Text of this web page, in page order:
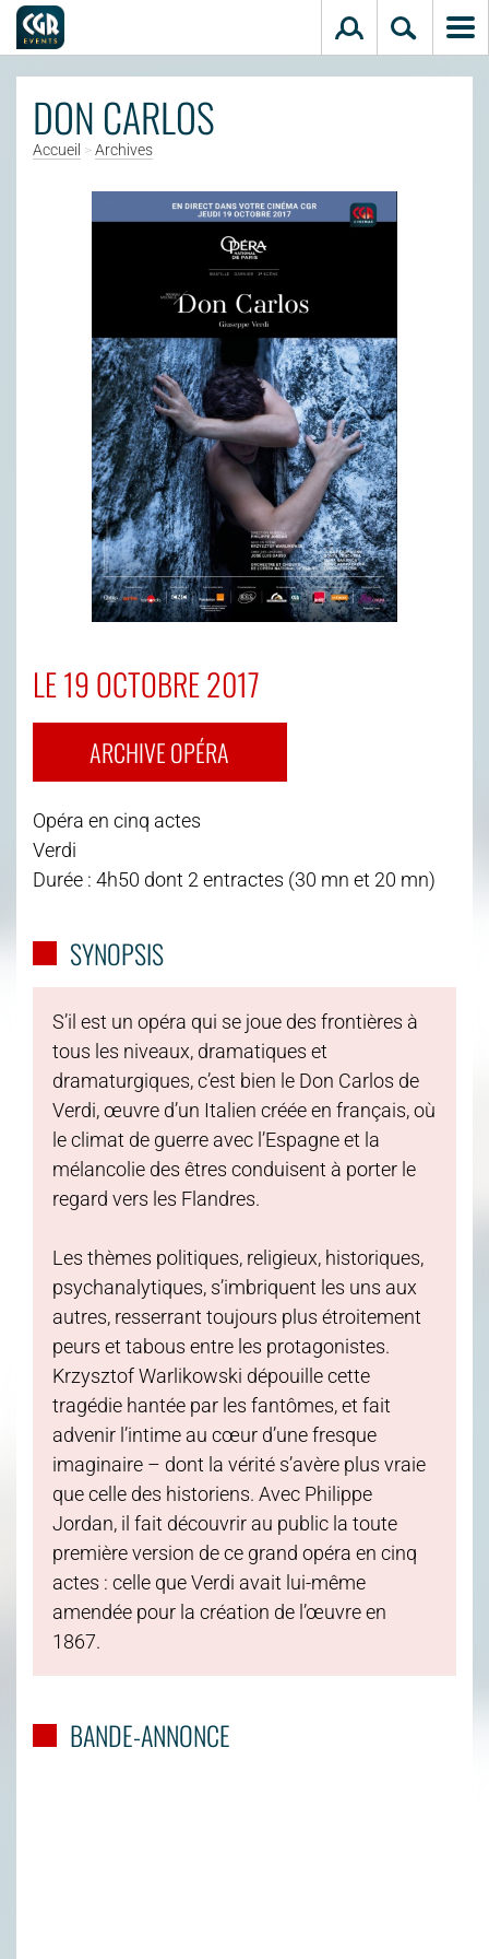
DON CARLOS
Accueil >Archives
LE 19 OCTOBRE 2017
ARCHIVE OPÉRA
Opéra en cinq actes
Verdi
Durée : 4h50 dont 2 entractes (30 mn et 20 mn)
SYNOPSIS
S’il est un opéra qui se joue des frontières à
tous les niveaux, dramatiques et
dramaturgiques, c’est bien le Don Carlos de
Verdi, œuvre d’un Italien créée en français, où
le climat de guerre avec l’Espagne et la
mélancolie des êtres conduisent à porter le
regard vers les Flandres.
Les thèmes politiques, religieux, historiques,
psychanalytiques, s’imbriquent les uns aux
autres, resserrant toujours plus étroitement
peurs et tabous entre les protagonistes.
Krzysztof Warlikowski dépouille cette
tragédie hantée par les fantômes, et fait
advenir l’intime au cœur d’une fresque
imaginaire – dont la vérité s’avère plus vraie
que celle des historiens. Avec Philippe
Jordan, il fait découvrir au public la toute
première version de ce grand opéra en cinq
actes : celle que Verdi avait lui-même
amendée pour la création de l’œuvre en
1867.
BANDE-ANNONCE